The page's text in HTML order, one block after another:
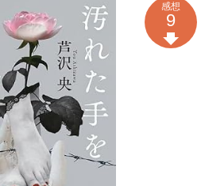
感想
9